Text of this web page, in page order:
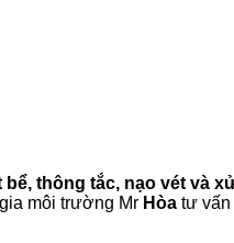
bể, thông tắc, nạo vét và
môi trường Mr Hòa tư vấn